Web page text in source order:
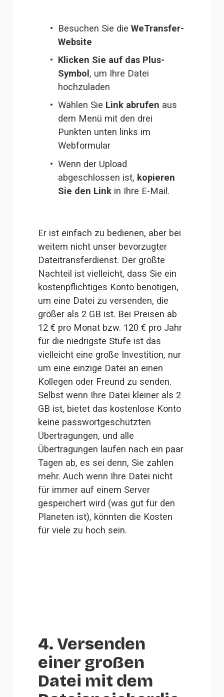
Besuchen Sie die WeTransfer-
Website
Klicken Sie auf das Plus-
Symbol , um Ihre Datei
hochzuladen
Wählen Sie Link abrufen aus
dem Menü mit den drei
Punkten unten links im
Webformular
Wenn der Upload
abgeschlossen ist, kopieren
Sie den Link in Ihre E-Mail.
Er ist einfach zu bedienen, aber bei
weitem nicht unser bevorzugter
Dateitransferdienst. Der größte
Nachteil ist vielleicht, dass Sie ein
kostenpflichtiges Konto benötigen,
um eine Datei zu versenden, die
größer als 2 GB ist. Bei Preisen ab
12 € pro Monat bzw. 120 € pro Jahr
für die niedrigste Stufe ist das
vielleicht eine große Investition, nur
um eine einzige Datei an einen
Kollegen oder Freund zu senden.
Selbst wenn Ihre Datei kleiner als 2
GB ist, bietet das kostenlose Konto
keine passwortgeschützten
Übertragungen, und alle
Übertragungen laufen nach ein paar
Tagen ab, es sei denn, Sie zahlen
mehr. Auch wenn Ihre Datei nicht
für immer auf einem Server
gespeichert wird (was gut für den
Planeten ist), könnten die Kosten
für viele zu hoch sein.
4. Versenden
einer großen
Datei mit dem